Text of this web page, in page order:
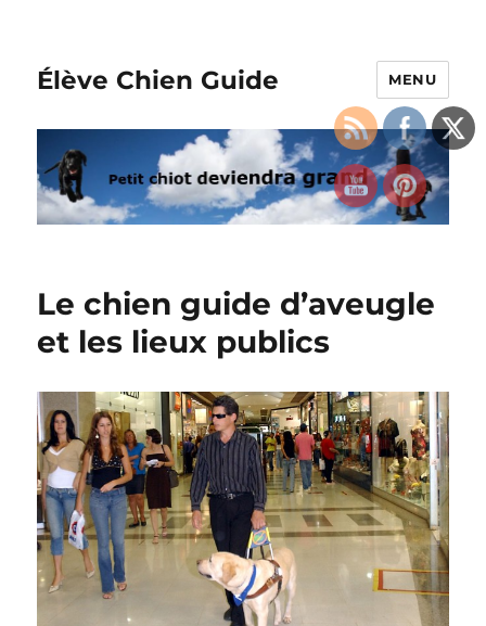
Élève Chien Guide MENU
Le chien guide d’aveugle
et les lieux publics